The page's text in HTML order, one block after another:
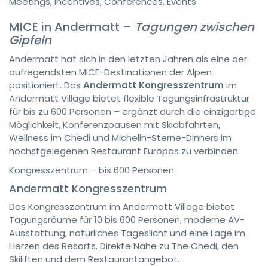
MICE in Andermatt – Tagungen zwischen
Gipfeln
Andermatt hat sich in den letzten Jahren als eine der
aufregendsten MICE-Destinationen der Alpen
positioniert. Das Andermatt Kongresszentrum im
Andermatt Village bietet flexible Tagungsinfrastruktur
für bis zu 600 Personen – ergänzt durch die einzigartige
Möglichkeit, Konferenzpausen mit Skiabfahrten,
Wellness im Chedi und Michelin-Sterne-Dinners im
höchstgelegenen Restaurant Europas zu verbinden.
Kongresszentrum – bis 600 Personen
Andermatt Kongresszentrum
Das Kongresszentrum im Andermatt Village bietet
Tagungsräume für 10 bis 600 Personen, moderne AV-
Ausstattung, natürliches Tageslicht und eine Lage im
Herzen des Resorts. Direkte Nähe zu The Chedi, den
Skiliften und dem Restaurantangebot.